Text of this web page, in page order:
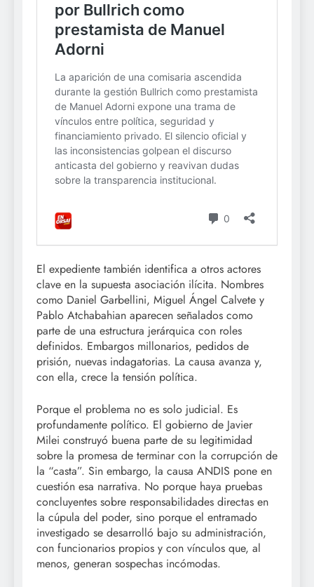
El expediente también identifica a otros actores
clave en la supuesta asociación ilícita. Nombres
como Daniel Garbellini, Miguel Ángel Calvete y
Pablo Atchabahian aparecen señalados como
parte de una estructura jerárquica con roles
definidos. Embargos millonarios, pedidos de
prisión, nuevas indagatorias. La causa avanza y,
con ella, crece la tensión política.
Porque el problema no es solo judicial. Es
profundamente político. El gobierno de Javier
Milei construyó buena parte de su legitimidad
sobre la promesa de terminar con la corrupción de
la “casta”. Sin embargo, la causa ANDIS pone en
cuestión esa narrativa. No porque haya pruebas
concluyentes sobre responsabilidades directas en
la cúpula del poder, sino porque el entramado
investigado se desarrolló bajo su administración,
con funcionarios propios y con vínculos que, al
menos, generan sospechas incómodas.